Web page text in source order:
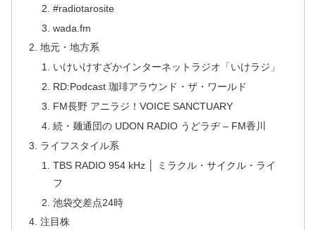
#radiotarosite
wada.fm
地元・地方系
いけいけすざかインターネットラジオ「いけラジ」
RD:Podcast 珈琲アラウンド・ザ・ワールド
FM長野 アニラジ！VOICE SANCTUARY
続・麺通団の UDON RADIO うどラヂ – FM香川
ライフスタイル系
TBS RADIO 954 kHz │ ミラクル・サイクル・ライ
フ
池袋交差点24時
注目株